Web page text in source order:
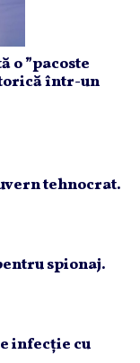
o ”pacoste
într-un
tehnocrat.
spionaj.
infecţie cu